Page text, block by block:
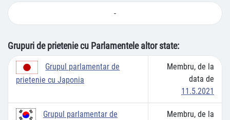
-
Grupuri de prietenie cu Parlamentele altor state:
Grupul parlamentar de
prietenie cu Japonia
Membru, de la
data de
11.5.2021
Grupul parlamentar de
Membru, de la